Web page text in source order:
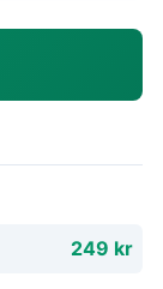
249 kr